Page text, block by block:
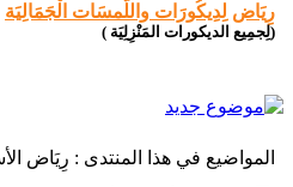
رِيَاض لِدِيكُورَات واللَّمسَات الْجَمَالِيَة
(لِجمِيع الديكورات المَنْزِلِيَة )
المواضيع في هذا المنتدى : رِيَاض